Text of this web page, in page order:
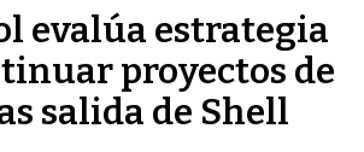
evalúa estrategia
proyectos de
salida de Shell